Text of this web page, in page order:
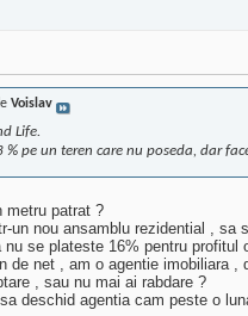
Voislav
Life.
% pe un teren care nu poseda, dar
metru patrat ?
un nou ansamblu rezidential , sa
nu se plateste 16% pentru
de net , am o agentie imobiliara
, sau nu mai ai rabdare ?
deschid agentia cam peste o